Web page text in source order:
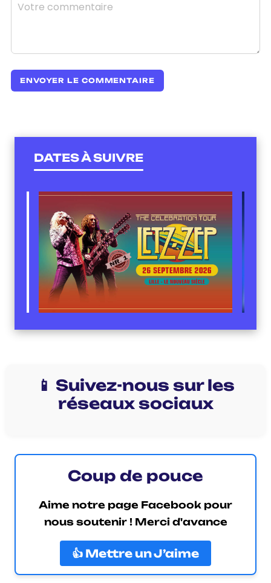
DATES À SUIVRE
📱 Suivez-nous sur les
réseaux sociaux
Coup de pouce
Aime notre page Facebook pour
nous soutenir ! Merci d'avance
👍 Mettre un J’aime